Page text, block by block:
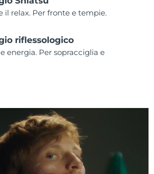
il relax. Per fronte e tempie.
riflessologico
energia. Per sopracciglia e